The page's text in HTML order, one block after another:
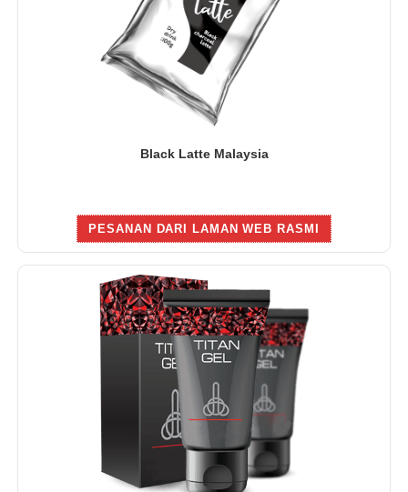
Black Latte Malaysia
PESANAN DARI LAMAN WEB RASMI